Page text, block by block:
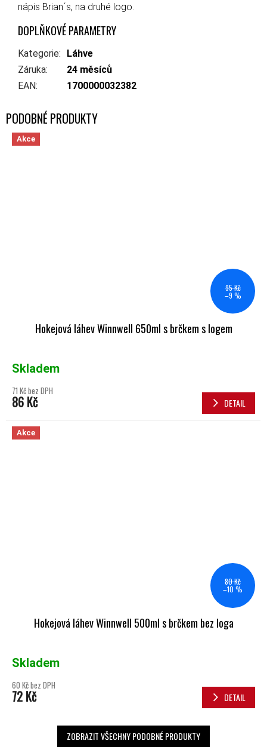
nápis Brian´s, na druhé logo.
DOPLŇKOVÉ PARAMETRY
Kategorie:
Láhve
Záruka:
24 měsíců
EAN: 1700000032382
Akce
95 Kč
–9 %
Hokejová láhev Winnwell 650ml s brčkem s logem
Skladem
71 Kč bez DPH
86 Kč DETAIL
Akce
80 Kč
–10 %
Hokejová láhev Winnwell 500ml s brčkem bez loga
Skladem
60 Kč bez DPH
72 Kč DETAIL
ZOBRAZIT VŠECHNY PODOBNÉ PRODUKTY